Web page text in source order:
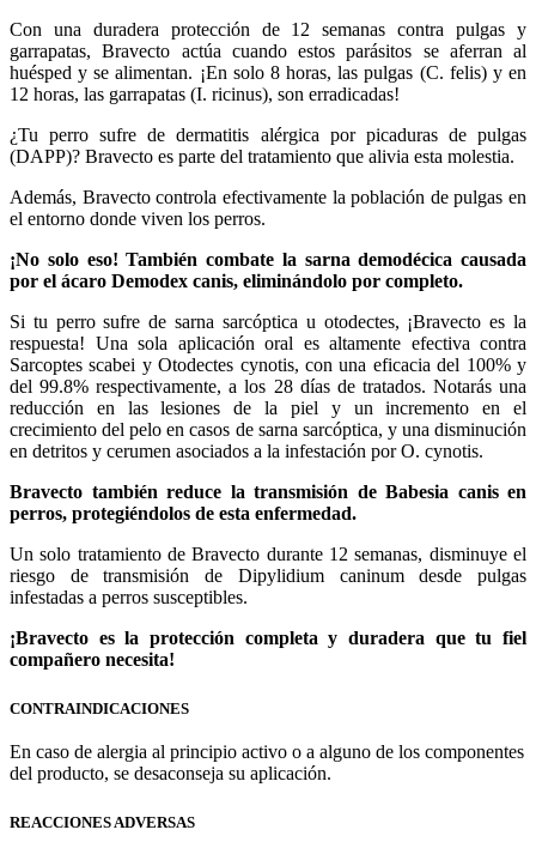
Con una duradera protección de 12 semanas contra pulgas y
garrapatas, Bravecto actúa cuando estos parásitos se aferran al
huésped y se alimentan. ¡En solo 8 horas, las pulgas (C. felis) y en
12 horas, las garrapatas (I. ricinus), son erradicadas!
¿Tu perro sufre de dermatitis alérgica por picaduras de pulgas
(DAPP)? Bravecto es parte del tratamiento que alivia esta molestia.
Además, Bravecto controla efectivamente la población de pulgas en
el entorno donde viven los perros.
¡No solo eso! También combate la sarna demodécica causada
por el ácaro Demodex canis, eliminándolo por completo.
Si tu perro sufre de sarna sarcóptica u otodectes, ¡Bravecto es la
respuesta! Una sola aplicación oral es altamente efectiva contra
Sarcoptes scabei y Otodectes cynotis, con una eficacia del 100% y
del 99.8% respectivamente, a los 28 días de tratados. Notarás una
reducción en las lesiones de la piel y un incremento en el
crecimiento del pelo en casos de sarna sarcóptica, y una disminución
en detritos y cerumen asociados a la infestación por O. cynotis.
Bravecto también reduce la transmisión de Babesia canis en
perros, protegiéndolos de esta enfermedad.
Un solo tratamiento de Bravecto durante 12 semanas, disminuye el
riesgo de transmisión de Dipylidium caninum desde pulgas
infestadas a perros susceptibles.
¡Bravecto es la protección completa y duradera que tu fiel
compañero necesita!
CONTRAINDICACIONES
En caso de alergia al principio activo o a alguno de los componentes
del producto, se desaconseja su aplicación.
REACCIONES ADVERSAS